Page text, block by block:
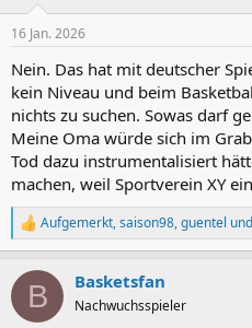
e
:
16 Jan. 2026
Nein. Das hat mit deutscher
kein Niveau und beim
nichts zu suchen. Sowas darf
Meine Oma würde sich im
Tod dazu instrumentalisiert
machen, weil Sportverein XY
R
e
k
i
Aufgemerkt,saison98,guentel
B Basketsfan
Nachwuchsspieler